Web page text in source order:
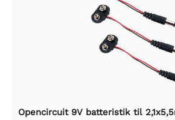
Opencircuit 9V batteristik til